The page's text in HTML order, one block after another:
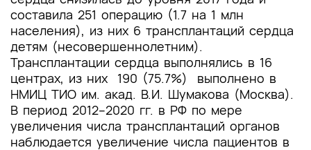
составила 251 операцию (1.7 на 1 млн
населения), из них 6 трансплантаций сердца
детям (несовершеннолетним).
Трансплантации сердца выполнялись в 16
центрах, из них 190 (75.7%) выполнено в
НМИЦ ТИО им. акад. В.И. Шумакова (Москва).
В период 2012–2020 гг. в РФ по мере
увеличения числа трансплантаций органов
наблюдается увеличение числа пациентов в